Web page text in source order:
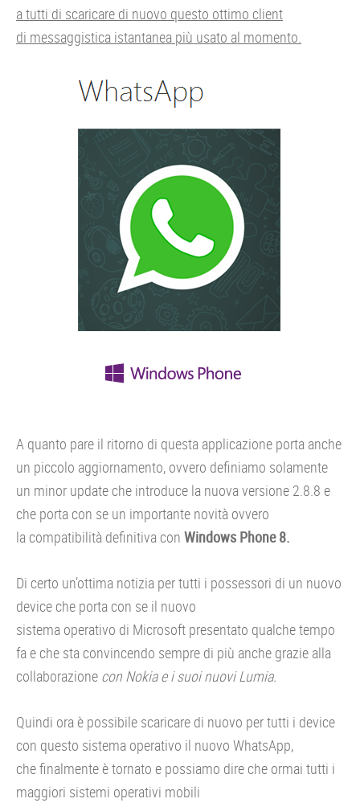
a tutti di scaricare di nuovo questo ottimo client
di messaggistica istantanea più usato al momento.
A quanto pare il ritorno di questa applicazione porta anche
un piccolo aggiornamento, ovvero definiamo solamente
un minor update che introduce la nuova versione 2.8.8 e
che porta con se un importante novità ovvero
la compatibilità definitiva con Windows Phone 8.
Di certo un’ottima notizia per tutti i possessori di un nuovo
device che porta con se il nuovo
sistema operativo di Microsoft presentato qualche tempo
fa e che sta convincendo sempre di più anche grazie alla
collaborazione con Nokia e i suoi nuovi Lumia.
Quindi ora è possibile scaricare di nuovo per tutti i device
con questo sistema operativo il nuovo WhatsApp,
che finalmente è tornato e possiamo dire che ormai tutti i
maggiori sistemi operativi mobili